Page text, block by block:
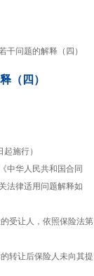
问题的解释（四）
（四）
施行）
中华人民共和国合同
法律适用问题解释如
受让人，依照保险法第
转让后保险人未向其提